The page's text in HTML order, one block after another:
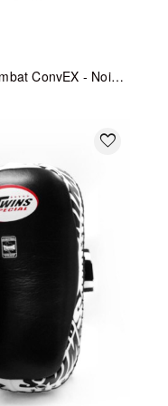
Pattes d'Ours RDX Sports T15 - Cuir Combat ConvEX - Noir Mat
favorite_border